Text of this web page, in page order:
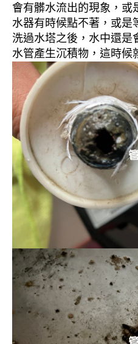
會有髒水流出的現象，或
水器有時候點不著，或是
洗過水塔之後，水中還是
水管產生沉積物，這時候